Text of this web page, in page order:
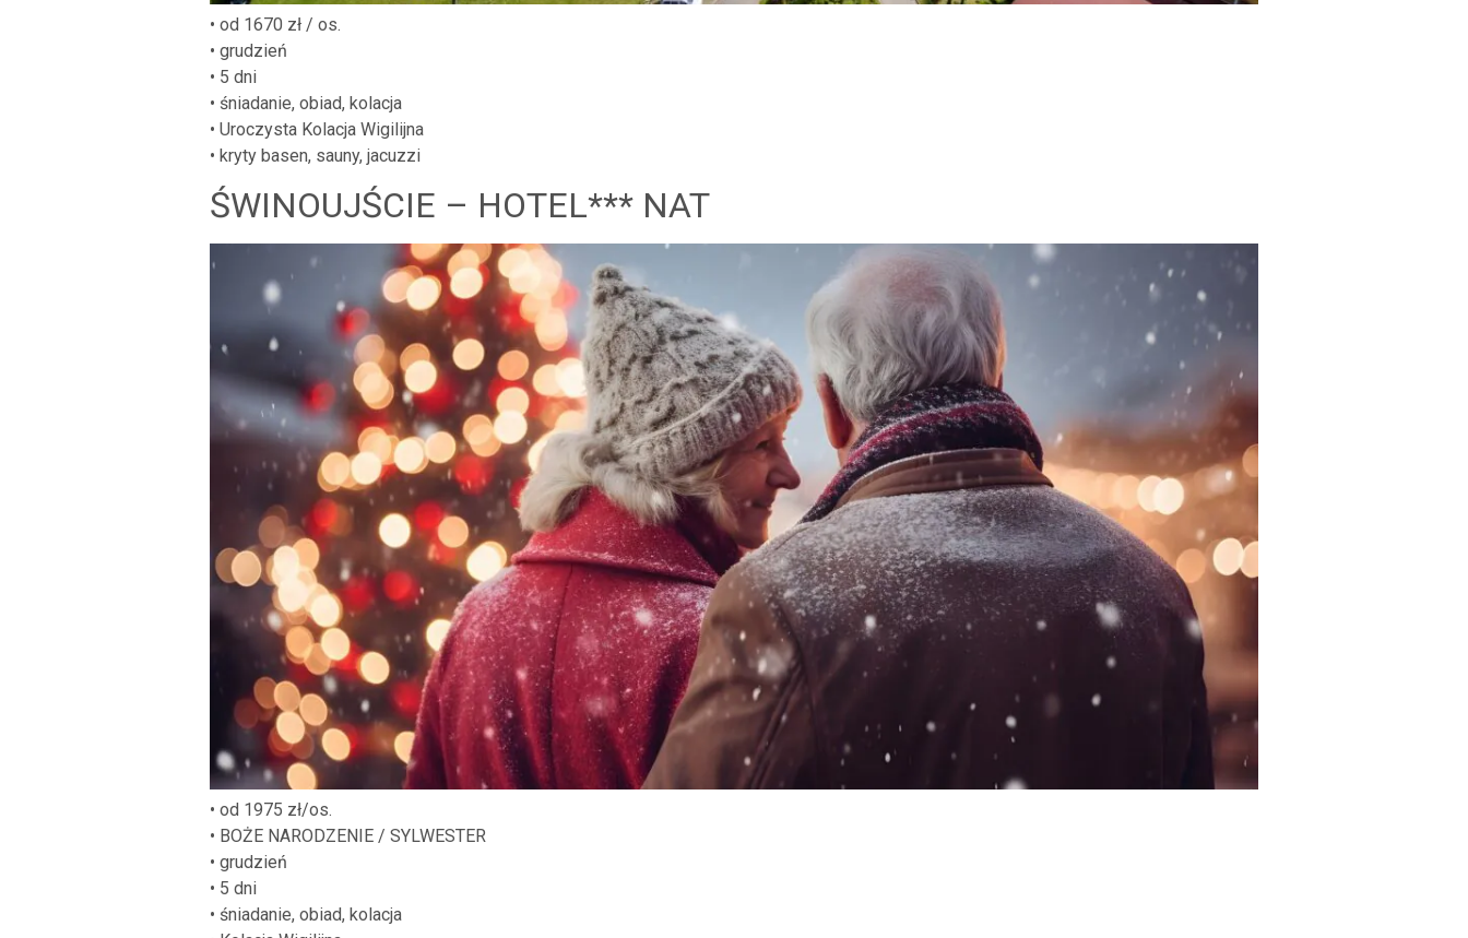
• od 1670 zł / os.
• grudzień
• 5 dni
• śniadanie, obiad, kolacja
• Uroczysta Kolacja Wigilijna
• kryty basen, sauny, jacuzzi
ŚWINOUJŚCIE – HOTEL*** NAT
• od 1975 zł/os.
• BOŻE NARODZENIE / SYLWESTER
• grudzień
• 5 dni
• śniadanie, obiad, kolacja